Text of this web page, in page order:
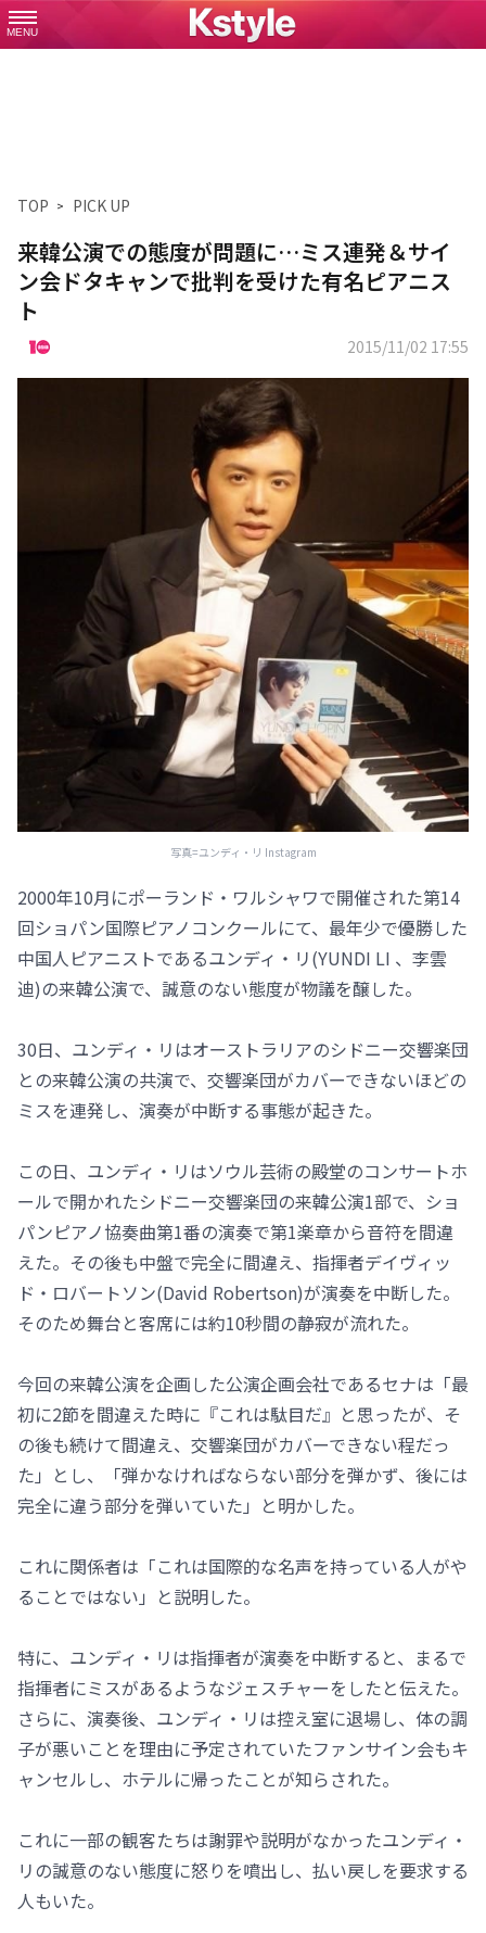
MENU
TOP PICK UP
来韓公演での態度が問題に…ミス連発＆サイ
ン会ドタキャンで批判を受けた有名ピアニス
ト
2015/11/02 17:55
写真=ユンディ・リ Instagram
2000年10月にポーランド・ワルシャワで開催された第14
回ショパン国際ピアノコンクールにて、最年少で優勝した
中国人ピアニストであるユンディ・リ(YUNDI LI 、李雲
迪)の来韓公演で、誠意のない態度が物議を醸した。
30日、ユンディ・リはオーストラリアのシドニー交響楽団
との来韓公演の共演で、交響楽団がカバーできないほどの
ミスを連発し、演奏が中断する事態が起きた。
この日、ユンディ・リはソウル芸術の殿堂のコンサートホ
ールで開かれたシドニー交響楽団の来韓公演1部で、ショ
パンピアノ協奏曲第1番の演奏で第1楽章から音符を間違
えた。その後も中盤で完全に間違え、指揮者デイヴィッ
ド・ロバートソン(David Robertson)が演奏を中断した。
そのため舞台と客席には約10秒間の静寂が流れた。
今回の来韓公演を企画した公演企画会社であるセナは「最
初に2節を間違えた時に『これは駄目だ』と思ったが、そ
の後も続けて間違え、交響楽団がカバーできない程だっ
た」とし、「弾かなければならない部分を弾かず、後には
完全に違う部分を弾いていた」と明かした。
これに関係者は「これは国際的な名声を持っている人がや
ることではない」と説明した。
特に、ユンディ・リは指揮者が演奏を中断すると、まるで
指揮者にミスがあるようなジェスチャーをしたと伝えた。
さらに、演奏後、ユンディ・リは控え室に退場し、体の調
子が悪いことを理由に予定されていたファンサイン会もキ
ャンセルし、ホテルに帰ったことが知らされた。
これに一部の観客たちは謝罪や説明がなかったユンディ・
リの誠意のない態度に怒りを噴出し、払い戻しを要求する
人もいた。